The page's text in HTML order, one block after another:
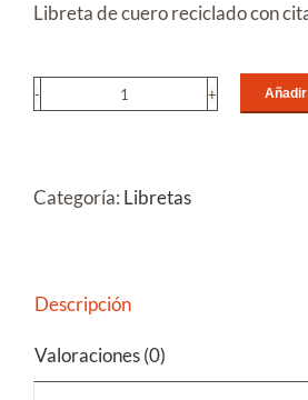
Libreta de cuero reciclado con
PALABRAS
cantidad
Categoría: Libretas
Descripción
Valoraciones (0)